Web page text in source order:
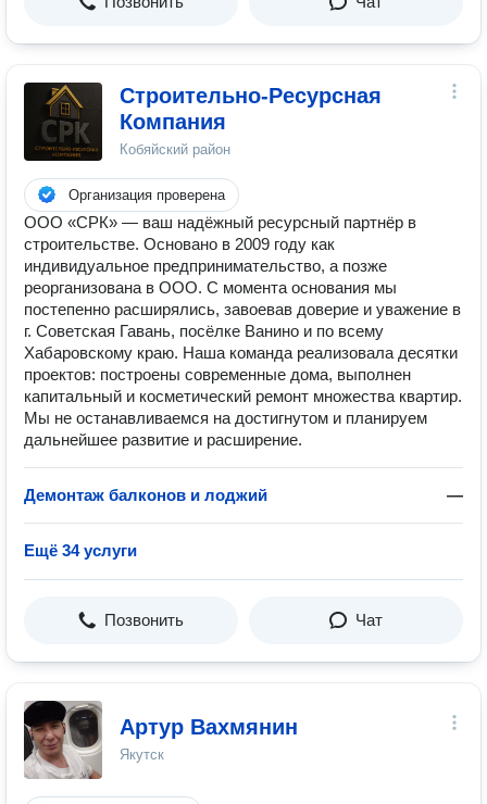
Строительно-Ресурсная
Компания
Кобяйский район
Организация проверена
ООО «СРК» — ваш надёжный ресурсный партнёр в
строительстве. Основано в 2009 году как
индивидуальное предпринимательство, а позже
реорганизована в ООО. С момента основания мы
постепенно расширялись, завоевав доверие и уважение в
г. Советская Гавань, посёлке Ванино и по всему
Хабаровскому краю. Наша команда реализовала десятки
проектов: построены современные дома, выполнен
капитальный и косметический ремонт множества квартир.
Мы не останавливаемся на достигнутом и планируем
дальнейшее развитие и расширение.
Демонтаж балконов и лоджий —
Ещё 34 услуги
Позвонить Чат
Артур Вахмянин
Якутск